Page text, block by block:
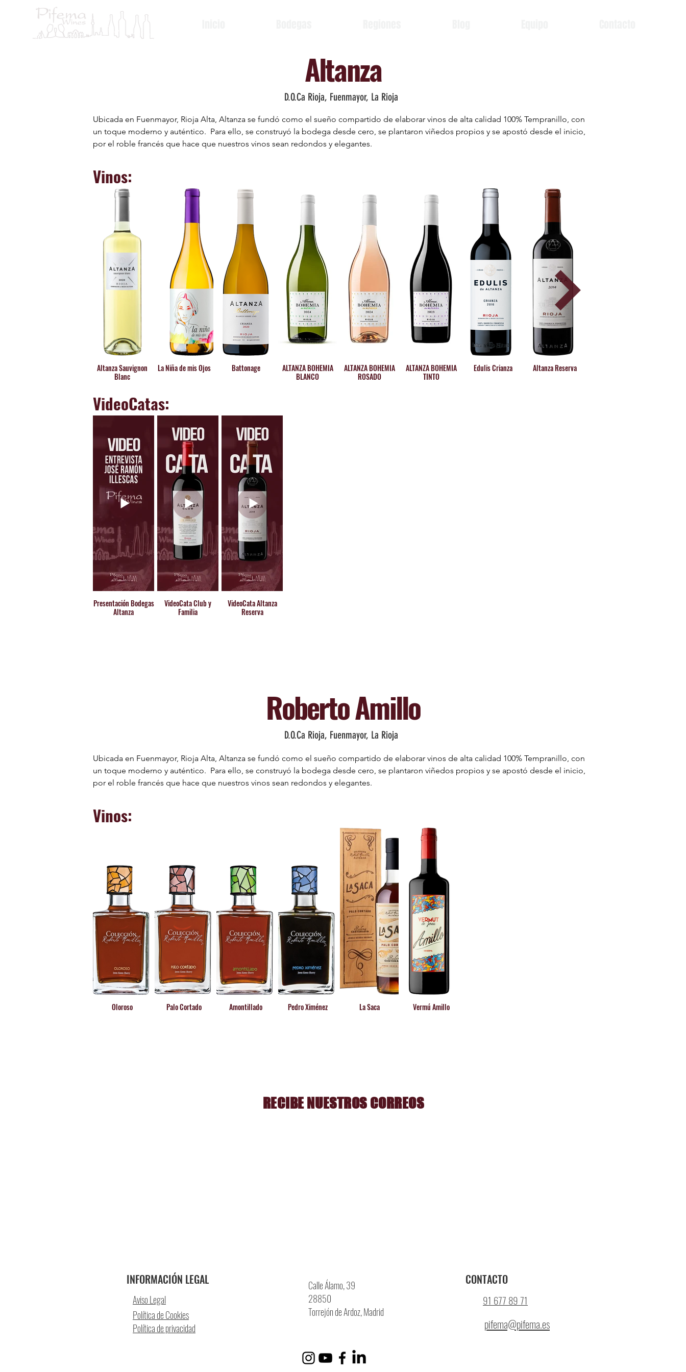
Altanza
D.O.Ca Rioja, Fuenmayor, La Rioja
Ubicada en Fuenmayor, Rioja Alta, Altanza se fundó como el sueño compartido de elaborar vinos de alta calidad 100% Tempranillo, con
un toque moderno y auténtico.  Para ello, se construyó la bodega desde cero, se plantaron viñedos propios y se apostó desde el inicio,
por el roble francés que hace que nuestros vinos sean redondos y elegantes.
Vinos:
Altanza Sauvignon
Blanc
La Niña de mis Ojos Battonage
ALTANZA BOHEMIA
BLANCO
ALTANZA BOHEMIA
ROSADO
ALTANZA BOHEMIA
TINTO
Edulis Crianza Altanza Reserva
VideoCatas:
Presentación Bodegas
Altanza
VideoCata Club y
Familia
VideoCata Altanza
Reserva
Roberto Amillo
D.O.Ca Rioja, Fuenmayor, La Rioja
Ubicada en Fuenmayor, Rioja Alta, Altanza se fundó como el sueño compartido de elaborar vinos de alta calidad 100% Tempranillo, con
un toque moderno y auténtico.  Para ello, se construyó la bodega desde cero, se plantaron viñedos propios y se apostó desde el inicio,
por el roble francés que hace que nuestros vinos sean redondos y elegantes.
Vinos:
Oloroso Palo Cortado Amontillado Pedro Ximénez La Saca Vermú Amillo
RECIBE NUESTROS CORREOS
INFORMACIÓN LEGAL
Aviso Legal
Política de Cookies
Política de privacidad
Calle Álamo, 39
28850
Torrejón de Ardoz, Madrid
CONTACTO
91 677 89 71
pifema@pifema.es